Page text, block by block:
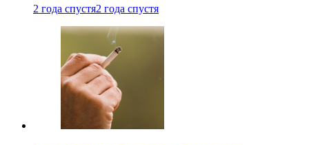
2 года спустя2 года спустя